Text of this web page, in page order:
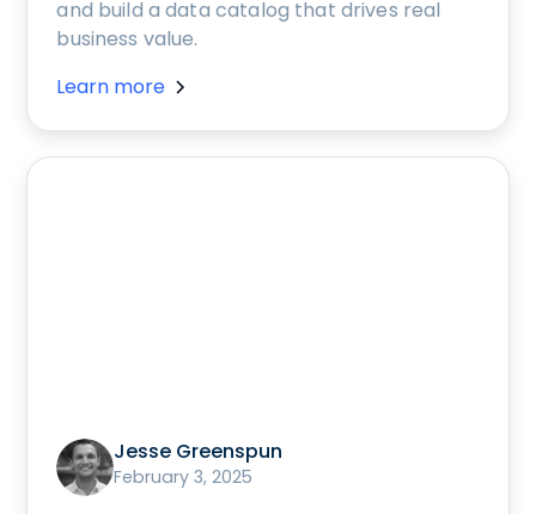
and build a data catalog that drives real
business value.
Learn more
Jesse Greenspun
February 3, 2025